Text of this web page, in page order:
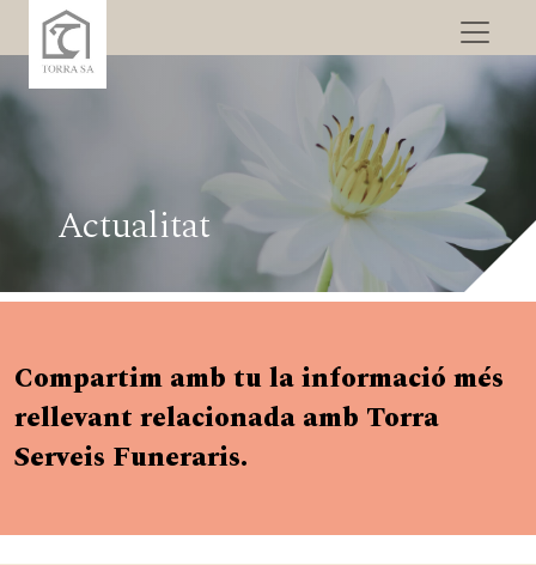
Actualitat
Compartim amb tu la informació més
rellevant relacionada amb Torra
Serveis Funeraris.